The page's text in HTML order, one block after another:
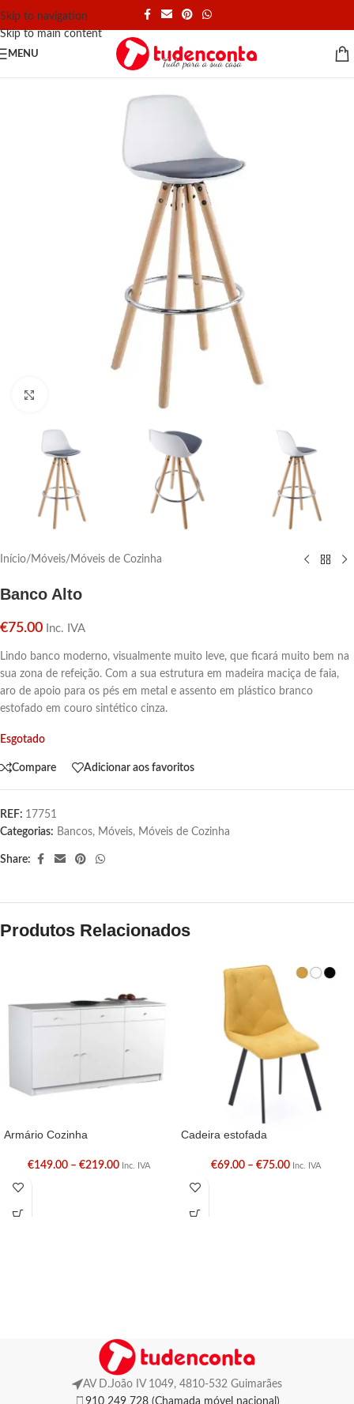
Skip to navigation
Skip to main content
MENU
Início/ Móveis/ Móveis de Cozinha
Banco Alto
€75.00 Inc. IVA
Lindo banco moderno, visualmente muito leve, que ficará muito bem na
sua zona de refeição. Com a sua estrutura em madeira maciça de faia,
aro de apoio para os pés em metal e assento em plástico branco
estofado em couro sintético cinza.
Esgotado
Compare Adicionar aos favoritos
REF: 17751
Categorias: Bancos, Móveis, Móveis de Cozinha
Share:
Produtos Relacionados
Armário Cozinha
€149.00 – €219.00 Inc. IVA
Cadeira estofada
€69.00 – €75.00 Inc. IVA
AV D.João IV 1049, 4810-532 Guimarães
910 249 728 (Chamada móvel nacional)